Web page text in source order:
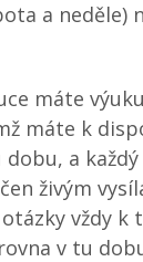
a neděle)
máte
máte k
dobu, a
živým
vždy k
v tu